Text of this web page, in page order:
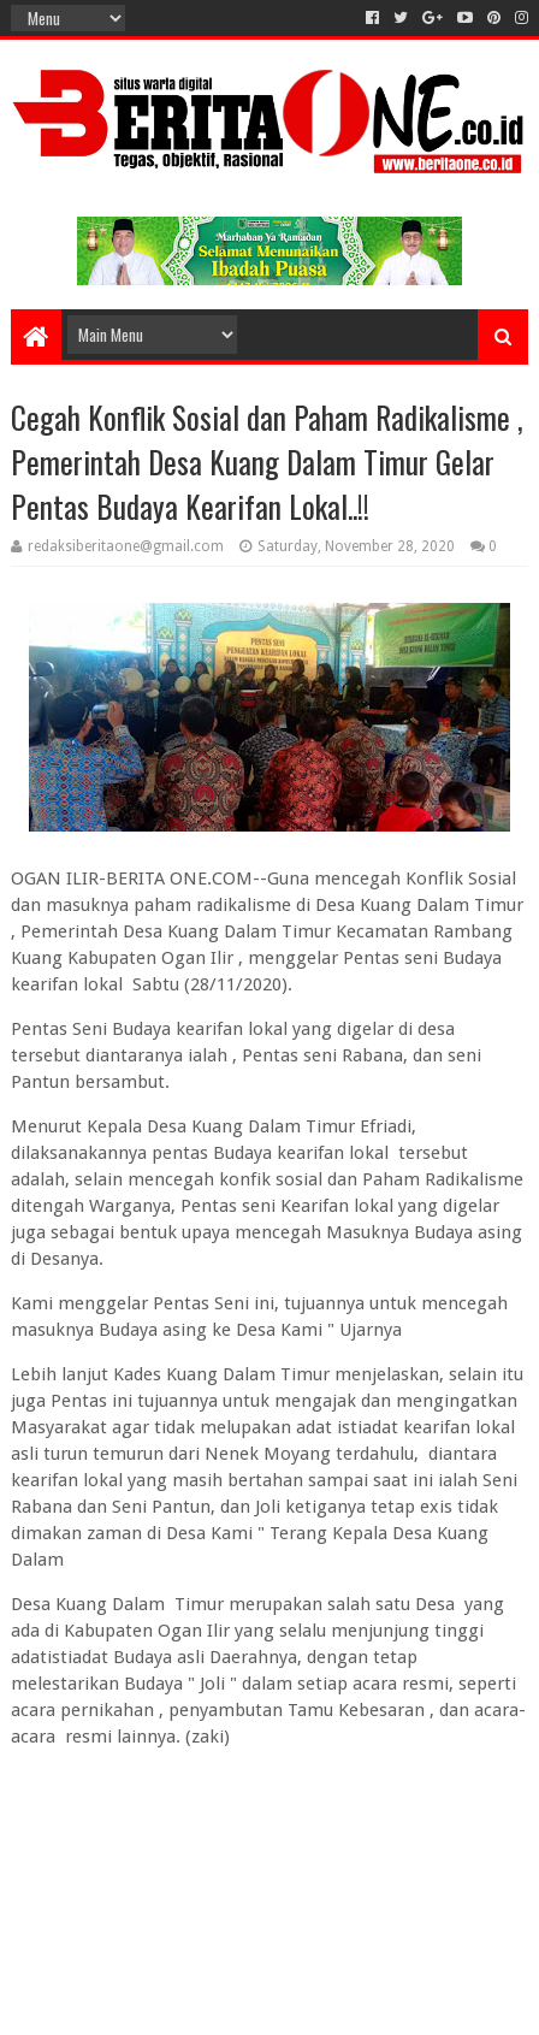
Cegah Konflik Sosial dan Paham Radikalisme ,
Pemerintah Desa Kuang Dalam Timur Gelar
Pentas Budaya Kearifan Lokal..!!
redaksiberitaone@gmail.com Saturday, November 28, 2020 0
OGAN ILIR-BERITA ONE.COM--Guna mencegah Konflik Sosial
dan masuknya paham radikalisme di Desa Kuang Dalam Timur
, Pemerintah Desa Kuang Dalam Timur Kecamatan Rambang
Kuang Kabupaten Ogan Ilir , menggelar Pentas seni Budaya
kearifan lokal Sabtu (28/11/2020).
Pentas Seni Budaya kearifan lokal yang digelar di desa
tersebut diantaranya ialah , Pentas seni Rabana, dan seni
Pantun bersambut.
Menurut Kepala Desa Kuang Dalam Timur Efriadi,
dilaksanakannya pentas Budaya kearifan lokal tersebut
adalah, selain mencegah konfik sosial dan Paham Radikalisme
ditengah Warganya, Pentas seni Kearifan lokal yang digelar
juga sebagai bentuk upaya mencegah Masuknya Budaya asing
di Desanya.
Kami menggelar Pentas Seni ini, tujuannya untuk mencegah
masuknya Budaya asing ke Desa Kami " Ujarnya
Lebih lanjut Kades Kuang Dalam Timur menjelaskan, selain itu
juga Pentas ini tujuannya untuk mengajak dan mengingatkan
Masyarakat agar tidak melupakan adat istiadat kearifan lokal
asli turun temurun dari Nenek Moyang terdahulu, diantara
kearifan lokal yang masih bertahan sampai saat ini ialah Seni
Rabana dan Seni Pantun, dan Joli ketiganya tetap exis tidak
dimakan zaman di Desa Kami " Terang Kepala Desa Kuang
Dalam
Desa Kuang Dalam Timur merupakan salah satu Desa yang
ada di Kabupaten Ogan Ilir yang selalu menjunjung tinggi
adatistiadat Budaya asli Daerahnya, dengan tetap
melestarikan Budaya " Joli " dalam setiap acara resmi, seperti
acara pernikahan , penyambutan Tamu Kebesaran , dan acara-
acara resmi lainnya. (zaki)